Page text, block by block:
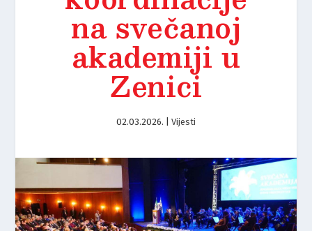
na svečanoj
akademiji u
Zenici
02.03.2026. Vijesti